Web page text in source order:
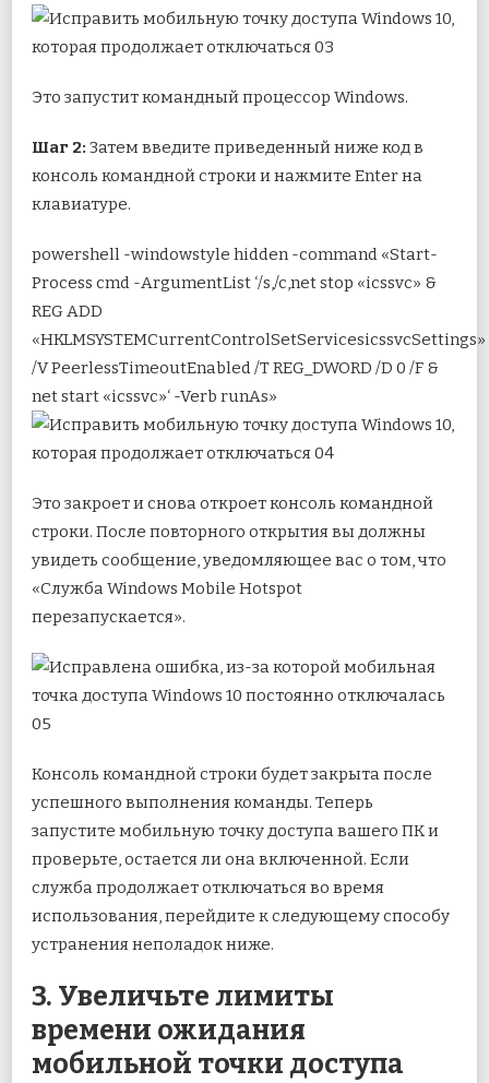
Это запустит командный процессор Windows.
Шаг 2: Затем введите приведенный ниже код в
консоль командной строки и нажмите Enter на
клавиатуре.
powershell -windowstyle hidden -command «Start-
Process cmd -ArgumentList ‘/s,/c,net stop «icssvc» &
REG ADD
«HKLMSYSTEMCurrentControlSetServicesicssvcSettings»
/V PeerlessTimeoutEnabled /T REG_DWORD /D 0 /F &
net start «icssvc»‘ -Verb runAs»
Это закроет и снова откроет консоль командной
строки. После повторного открытия вы должны
увидеть сообщение, уведомляющее вас о том, что
«Служба Windows Mobile Hotspot
перезапускается».
Консоль командной строки будет закрыта после
успешного выполнения команды. Теперь
запустите мобильную точку доступа вашего ПК и
проверьте, остается ли она включенной. Если
служба продолжает отключаться во время
использования, перейдите к следующему способу
устранения неполадок ниже.
3. Увеличьте лимиты
времени ожидания
мобильной точки доступа